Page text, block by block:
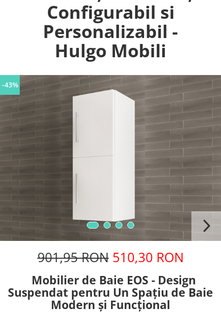
Configurabil si
Personalizabil -
Hulgo Mobili
-43%
901,95 RON 510,30 RON
Mobilier de Baie EOS - Design
Suspendat pentru Un Spațiu de Baie
Modern și Funcțional